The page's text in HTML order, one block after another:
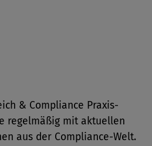
& Compliance Praxis-
regelmäßig mit aktuellen
aus der Compliance-Welt.